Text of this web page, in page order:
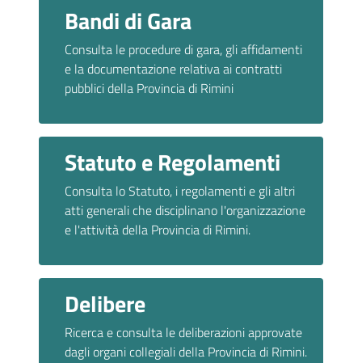
Bandi di Gara
Consulta le procedure di gara, gli affidamenti
e la documentazione relativa ai contratti
pubblici della Provincia di Rimini
Statuto e Regolamenti
Consulta lo Statuto, i regolamenti e gli altri
atti generali che disciplinano l'organizzazione
e l'attività della Provincia di Rimini.
Delibere
Ricerca e consulta le deliberazioni approvate
dagli organi collegiali della Provincia di Rimini.